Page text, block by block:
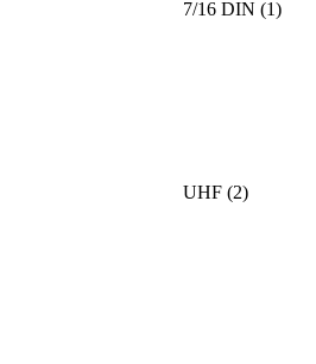
7/16 DIN (1)
UHF (2)